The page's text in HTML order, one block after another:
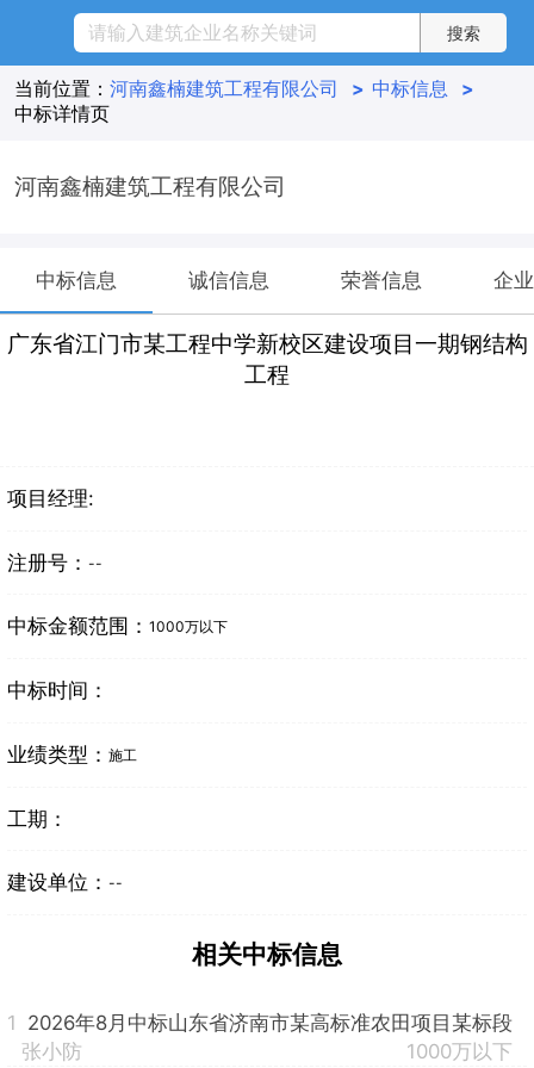
当前位置： 河南鑫楠建筑工程有限公司 > 中标信息
>
中标详情页
河南鑫楠建筑工程有限公司
中标信息 诚信信息 荣誉信息 企
广东省江门市某工程中学新校区建设项目一期钢结构
工程
项目经理:
注册号： --
中标金额范围： 1000万以下
中标时间：
业绩类型： 施工
工期：
建设单位： --
相关中标信息
1 2026年8月中标山东省济南市某高标准农田项目某标段
张小防
1000万以下